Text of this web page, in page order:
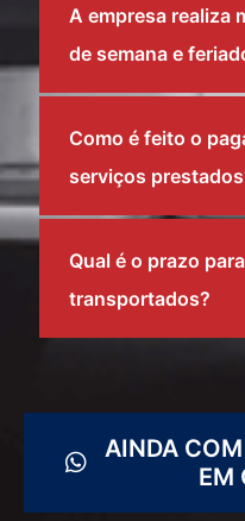
A empresa realiza
de semana e
Como é feito o
serviços
Qual é o prazo
transportados?
AINDA
EM